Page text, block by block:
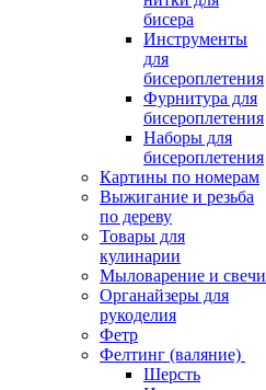
бисера
Инструменты
для
бисероплетения
Фурнитура для
бисероплетения
Наборы для
бисероплетения
Картины по номерам
Выжигание и резьба
по дереву
Товары для
кулинарии
Мыловарение и свечи
Органайзеры для
рукоделия
Фетр
Фелтинг (валяние)
Шерсть